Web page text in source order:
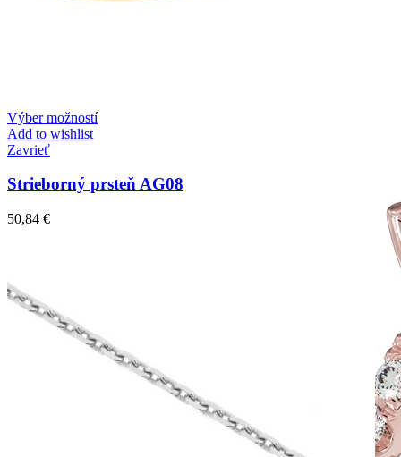
Výber možností
Add to wishlist
Zavrieť
Strieborný prsteň AG08
50,84 €